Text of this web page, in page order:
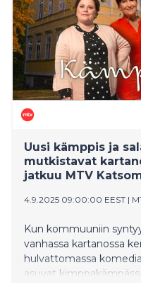
Uusi kämppis ja
mutkistavat
jatkuu MTV
4.9.2025 09:00:00 EEST |
Kun kommuuniin
vanhassa kartanossa
hulvattomassa
asuvat